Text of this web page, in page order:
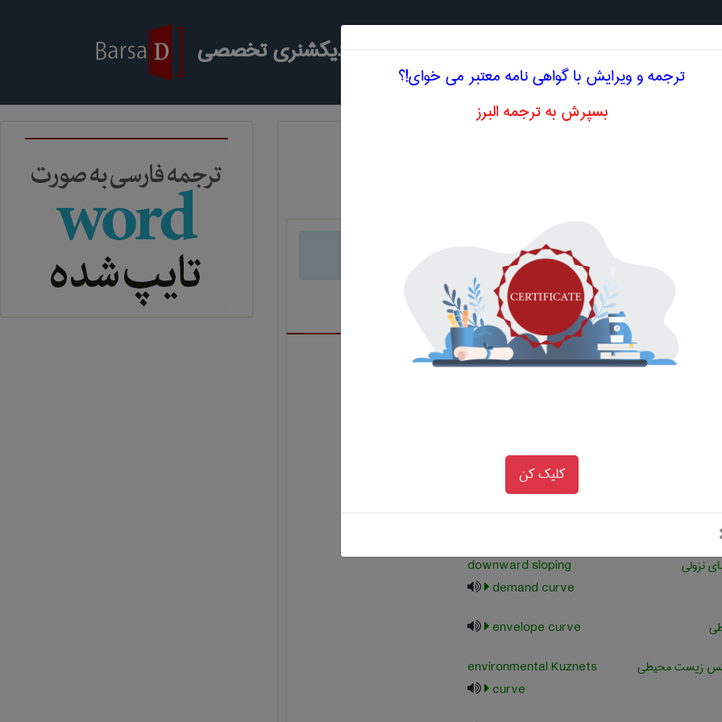
جستجو در دیکشنری تخصصی
منحنی تولید کل
کل total product curve
اصطلاح تخصصی فارسی منحنی تولید کل
average cost curve
به عقب خم
منحنی قرارداد
cost curve
نزولی
downward sloping
demand curve
envelope curve
زیست محیطی
environmental Kuznets
curve
ترجمه و ویرایش با گواهی نامه معتبر می خوای!؟
بسپرش به ترجمه البرز
کلیک کن